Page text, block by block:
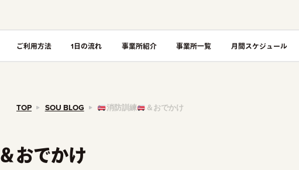
ご利用方法 1日の流れ 事業所紹介 事業所一覧 月間スケジュール
TOP SOU BLOG 消防訓練 ＆おでかけ
＆おでかけ